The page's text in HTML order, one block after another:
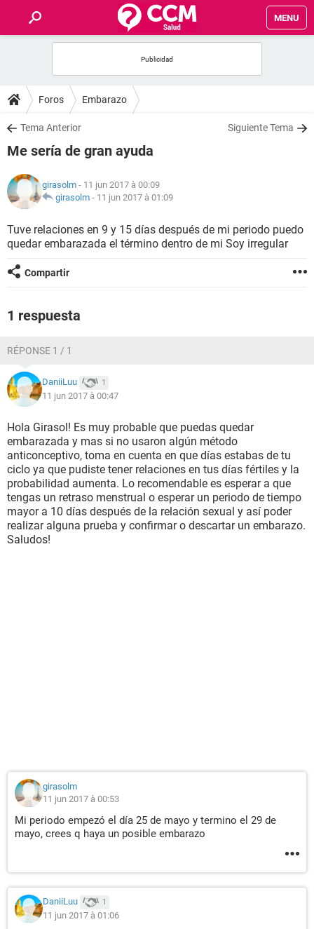
MENU
FORUMS
SALUD
NUTRICIÓN
BIENESTAR
SEXUALIDAD
Foros Embarazo
Tema Anterior Siguiente Tema
Me sería de gran ayuda
girasolm - 11 jun 2017 à 00:09
girasolm - 11 jun 2017 à 01:09
Tuve relaciones en 9 y 15 días después de mi periodo puedo
quedar embarazada el término dentro de mi Soy irregular
Compartir
1 respuesta
RÉPONSE 1 / 1
DaniiLuu 1
11 jun 2017 à 00:47
Hola Girasol! Es muy probable que puedas quedar
embarazada y mas si no usaron algún método
anticonceptivo, toma en cuenta en que días estabas de tu
ciclo ya que pudiste tener relaciones en tus días fértiles y la
probabilidad aumenta. Lo recomendable es esperar a que
tengas un retraso menstrual o esperar un periodo de tiempo
mayor a 10 días después de la relación sexual y así poder
realizar alguna prueba y confirmar o descartar un embarazo.
Saludos!
girasolm
11 jun 2017 à 00:53
Mi periodo empezó el día 25 de mayo y termino el 29 de
mayo, crees q haya un posible embarazo
DaniiLuu 1
11 jun 2017 à 01:06